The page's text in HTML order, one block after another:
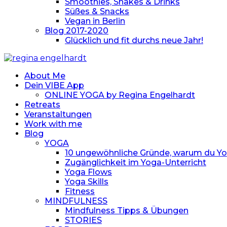
Süßes & Snacks
Vegan in Berlin
Blog 2017-2020
Glücklich und fit durchs neue Jahr!
About Me
Dein VIBE App
ONLINE YOGA by Regina Engelhardt
Retreats
Veranstaltungen
Work with me
Blog
YOGA
10 ungewöhnliche Gründe, warum du
Zugänglichkeit im Yoga-Unterricht
Yoga Flows
Yoga Skills
Fitness
MINDFULNESS
Mindfulness Tipps & Übungen
STORIES